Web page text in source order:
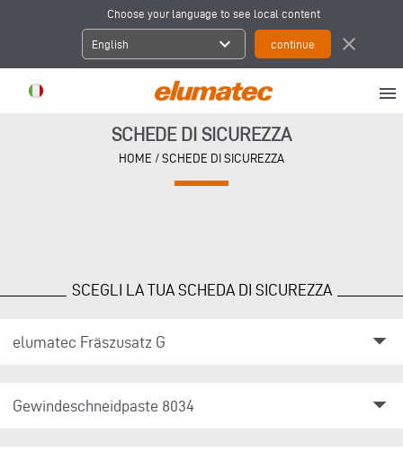
Choose your language to see local content
English expand_more close
menu
SCHEDE DI SICUREZZA
HOME / SCHEDE DI SICUREZZA
SCEGLI LA TUA SCHEDA DI SICUREZZA
elumatec Fräszusatz G arrow_drop_down
Gewindeschneidpaste 8034 arrow_drop_down